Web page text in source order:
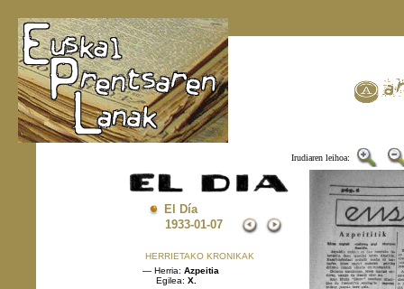
Irudiaren leihoa:
El Día
1933-01-07
HERRIETAKO KRONIKAK
— Herria: Azpeitia
Egilea: X.